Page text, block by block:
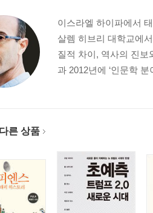
이스라엘 하이파에서
살렘 히브리 대학교에
질적 차이, 역사의 진보
과 2012년에 ‘인문학
른 상품